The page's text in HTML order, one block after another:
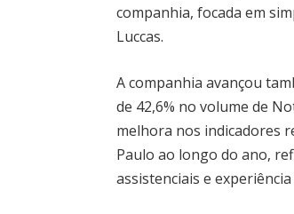
companhia, focada em
Luccas.
A companhia avançou
de 42,6% no volume de
melhora nos indicadores
Paulo ao longo do ano,
assistenciais e